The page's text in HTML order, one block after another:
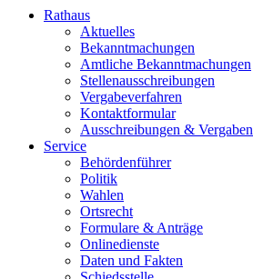
Rathaus
Aktuelles
Bekanntmachungen
Amtliche Bekanntmachungen
Stellenausschreibungen
Vergabeverfahren
Kontaktformular
Ausschreibungen & Vergaben
Service
Behördenführer
Politik
Wahlen
Ortsrecht
Formulare & Anträge
Onlinedienste
Daten und Fakten